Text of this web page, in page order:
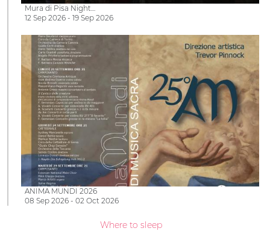
Mura di Pisa Night…
12 Sep 2026 - 19 Sep 2026
ANIMA MUNDI 2026
08 Sep 2026 - 02 Oct 2026
Where to sleep